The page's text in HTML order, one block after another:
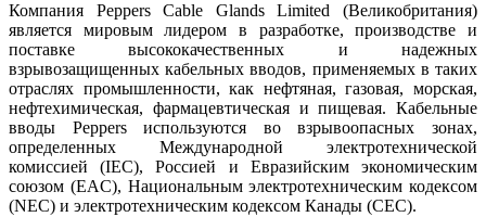
Компания Peppers Cable Glands Limited (Великобритания)
является мировым лидером в разработке, производстве и
поставке высококачественных и надежных
взрывозащищенных кабельных вводов, применяемых в таких
отраслях промышленности, как нефтяная, газовая, морская,
нефтехимическая, фармацевтическая и пищевая. Кабельные
вводы Peppers используются во взрывоопасных зонах,
определенных Международной электротехнической
комиссией (IEC), Россией и Евразийским экономическим
союзом (EAC), Национальным электротехническим кодексом
(NEC) и электротехническим кодексом Канады (CEC).